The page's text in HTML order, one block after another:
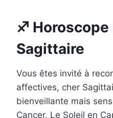
♐
Sagittaire
Vous êtes invité à
affectives, cher
bienveillante mais
Cancer. Le Soleil en